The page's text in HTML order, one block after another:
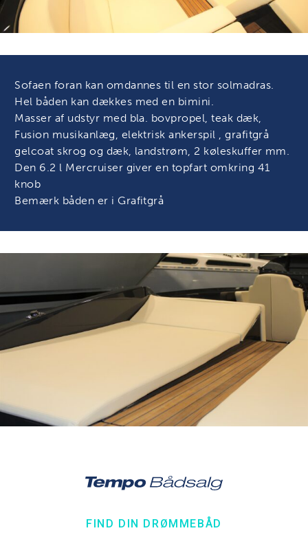
Sofaen foran kan omdannes til en stor solmadras.
Hel båden kan dækkes med en bimini.
Masser af udstyr med bla. bovpropel, teak dæk,
Fusion musikanlæg, elektrisk ankerspil , grafitgrå
gelcoat skrog og dæk, landstrøm, 2 køleskuffer mm.
Den 6.2 l Mercruiser giver en topfart omkring 41
knob
Bemærk båden er i Grafitgrå
FIND DIN DRØMMEBÅD